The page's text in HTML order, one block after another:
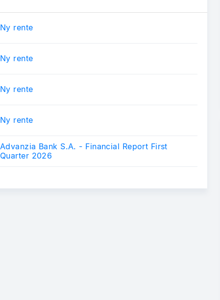
Ny rente
Ny rente
Ny rente
Ny rente
Advanzia Bank S.A. - Financial Report First
Quarter 2026